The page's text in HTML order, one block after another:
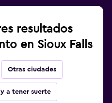
resultados
en Sioux Falls
Otras ciudades
a tener suerte